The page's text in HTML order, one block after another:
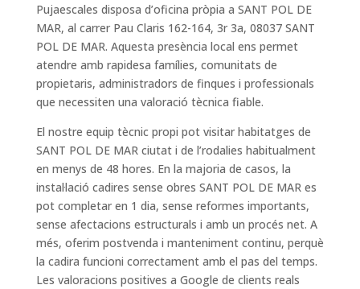
Pujaescales disposa d’oficina pròpia a SANT POL DE
MAR, al carrer Pau Claris 162-164, 3r 3a, 08037 SANT
POL DE MAR. Aquesta presència local ens permet
atendre amb rapidesa famílies, comunitats de
propietaris, administradors de finques i professionals
que necessiten una valoració tècnica fiable.
El nostre equip tècnic propi pot visitar habitatges de
SANT POL DE MAR ciutat i de l’rodalies habitualment
en menys de 48 hores. En la majoria de casos, la
instal·lació cadires sense obres SANT POL DE MAR es
pot completar en 1 dia, sense reformes importants,
sense afectacions estructurals i amb un procés net. A
més, oferim postvenda i manteniment continu, perquè
la cadira funcioni correctament amb el pas del temps.
Les valoracions positives a Google de clients reals